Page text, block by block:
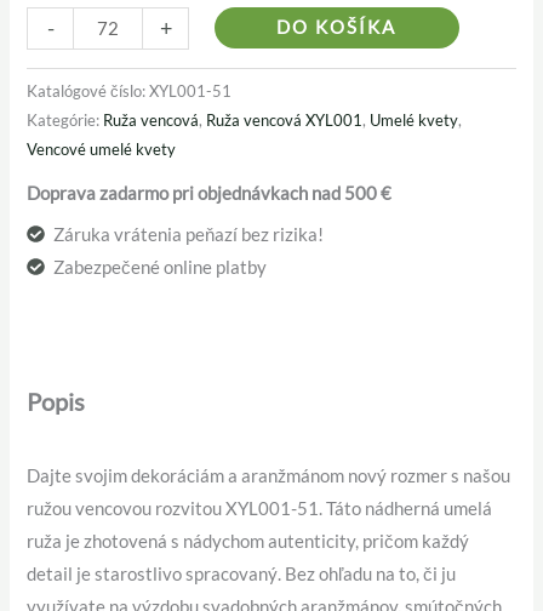
- + DO KOŠÍKA
Katalógové číslo:XYL001-51
Kategórie: Ruža vencová, Ruža vencová XYL001, Umelé kvety,
Vencové umelé kvety
Doprava zadarmo pri objednávkach nad 500 €
Záruka vrátenia peňazí bez rizika!
Zabezpečené online platby
Popis
Dajte svojim dekoráciám a aranžmánom nový rozmer s našou
ružou vencovou rozvitou XYL001-51. Táto nádherná umelá
ruža je zhotovená s nádychom autenticity, pričom každý
detail je starostlivo spracovaný. Bez ohľadu na to, či ju